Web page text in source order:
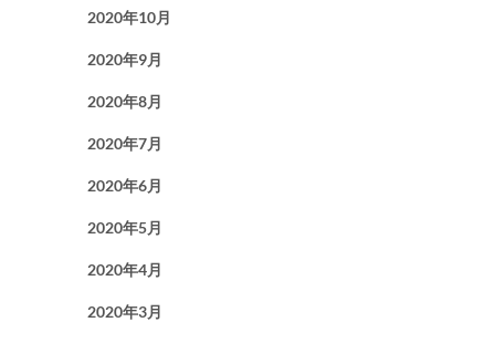
2020年10月
2020年9月
2020年8月
2020年7月
2020年6月
2020年5月
2020年4月
2020年3月